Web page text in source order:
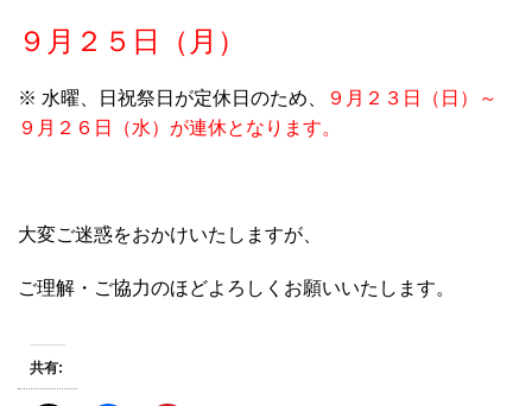
９月２５日（月）
※ 水曜、日祝祭日が定休日のため、
９月２３日（日）～
９月２６日（水）が連休となります。
大変ご迷惑をおかけいたしますが、
ご理解・ご協力のほどよろしくお願いいたします。
共有: